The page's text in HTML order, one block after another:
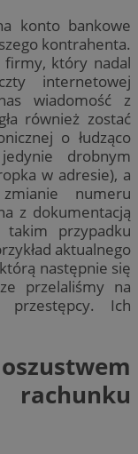
konto bankowe
kontrahenta.
firmy, który nadal
internetowej
wiadomość z
również zostać
o łudząco
drobnym
w adresie), a
numeru
z dokumentacją
przypadku
aktualnego
następnie się
przelaliśmy na
przestępcy. Ich